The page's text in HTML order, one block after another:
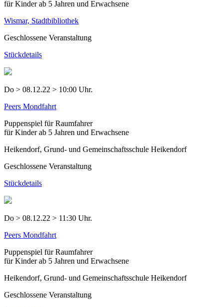
für Kinder ab 5 Jahren und Erwachsene
Wismar, Stadtbibliothek
Geschlossene Veranstaltung
Stückdetails
Do > 08.12.22 > 10:00 Uhr.
Peers Mondfahrt
Puppenspiel für Raumfahrer
für Kinder ab 5 Jahren und Erwachsene
Heikendorf, Grund- und Gemeinschaftsschule Heikendorf
Geschlossene Veranstaltung
Stückdetails
Do > 08.12.22 > 11:30 Uhr.
Peers Mondfahrt
Puppenspiel für Raumfahrer
für Kinder ab 5 Jahren und Erwachsene
Heikendorf, Grund- und Gemeinschaftsschule Heikendorf
Geschlossene Veranstaltung